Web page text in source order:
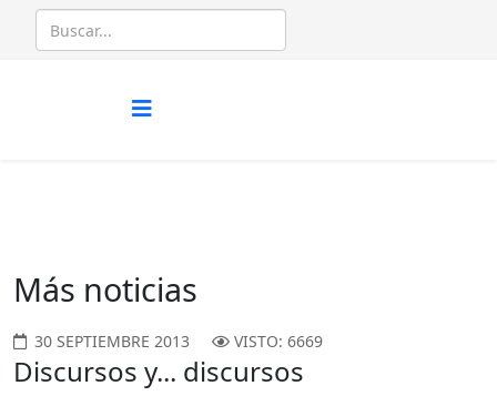
Más noticias
30 SEPTIEMBRE 2013 VISTO: 6669
Discursos y... discursos